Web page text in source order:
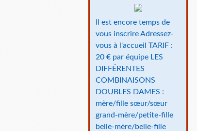
Il est encore temps de
vous inscrire Adressez-
vous à l'accueil TARIF :
20 € par équipe LES
DIFFÉRENTES
COMBINAISONS
DOUBLES DAMES :
mère/fille sœur/sœur
grand-mère/petite-fille
belle-mère/belle-fille